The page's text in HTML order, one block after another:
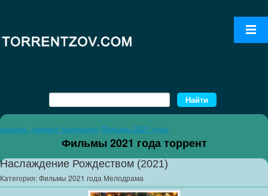
скачать торрент бесплатно Фильмы 2021 года
Фильмы 2021 года торрент
Наслаждение Рождеством (2021)
Категория:Фильмы 2021 года Мелодрама